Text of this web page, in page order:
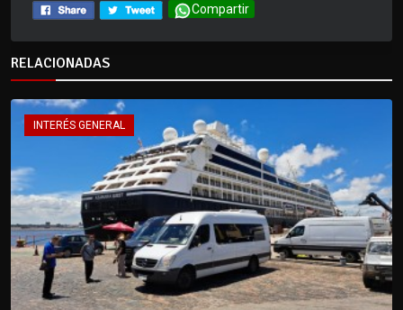
Compartir
RELACIONADAS
INTERÉS GENERAL